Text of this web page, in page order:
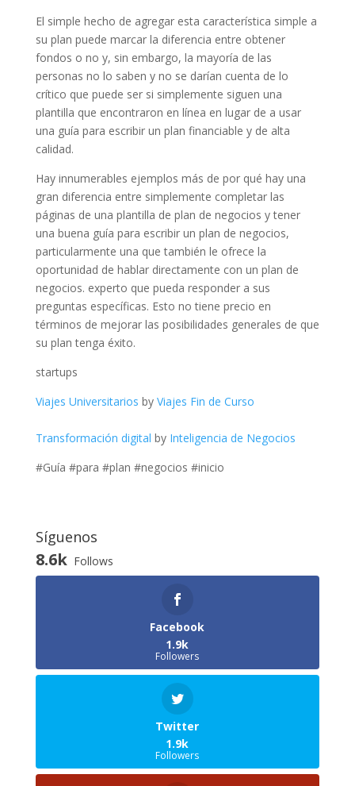
El simple hecho de agregar esta característica simple a
su plan puede marcar la diferencia entre obtener
fondos o no y, sin embargo, la mayoría de las
personas no lo saben y no se darían cuenta de lo
crítico que puede ser si simplemente siguen una
plantilla que encontraron en línea en lugar de a usar
una guía para escribir un plan financiable y de alta
calidad.
Hay innumerables ejemplos más de por qué hay una
gran diferencia entre simplemente completar las
páginas de una plantilla de plan de negocios y tener
una buena guía para escribir un plan de negocios,
particularmente una que también le ofrece la
oportunidad de hablar directamente con un plan de
negocios. experto que pueda responder a sus
preguntas específicas. Esto no tiene precio en
términos de mejorar las posibilidades generales de que
su plan tenga éxito.
startups
Viajes Universitarios by Viajes Fin de Curso
Transformación digital by Inteligencia de Negocios
#Guía #para #plan #negocios #inicio
Síguenos
8.6k Follows
Facebook
1.9k
Followers
Twitter
1.9k
Followers